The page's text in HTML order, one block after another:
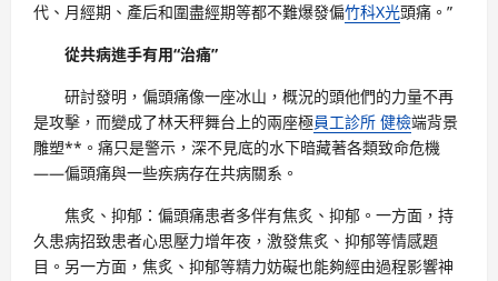
代、月經期、產后和圍盡經期等都不難爆發偏竹科X光頭痛。”
從共病進手有用“治痛”
研討發明，偏頭痛像一座冰山，概況的頭他們的力量不再
是攻擊，而變成了林天秤舞台上的兩座極員工診所 健檢端背景
雕塑**。痛只是警示，深不見底的水下暗藏著各類致命危機
——偏頭痛與一些疾病存在共病關系。
焦炙、抑郁：偏頭痛患者多伴有焦炙、抑郁。一方面，持
久患病招致患者心思壓力增年夜，激發焦炙、抑郁等情感題
目。另一方面，焦炙、抑郁等精力妨礙也能夠經由過程影響神